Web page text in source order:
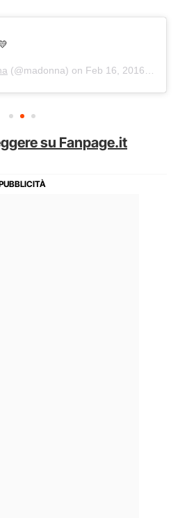
(@madonna) on Feb 16, 2016 at 10:05pm PST
su Fanpage.it